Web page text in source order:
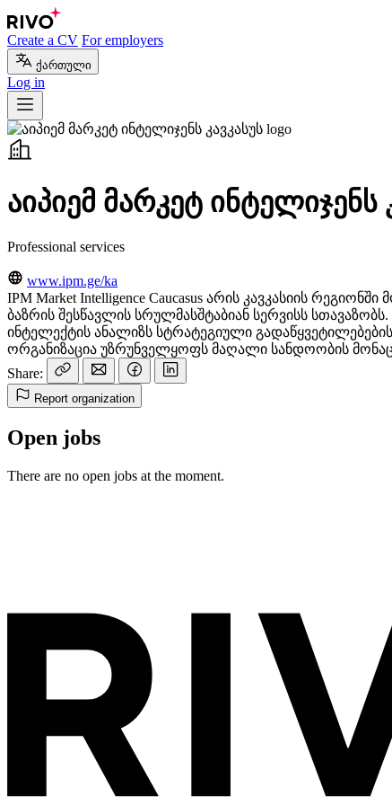
Create a CV For employers
ქართული
Log in
აიპიემ მარკეტ ინტელიჯენს
Professional services
www.ipm.ge/ka
IPM Market Intelligence Caucasus არის კავკასიის
ბაზრის შესწავლის სრულმასშტაბიან სერვისს
ინტელექტის ანალიზს სტრატეგიული
ორგანიზაცია უზრუნველყოფს მაღალი სანდოობის
Share:
Report organization
Open jobs
There are no open jobs at the moment.